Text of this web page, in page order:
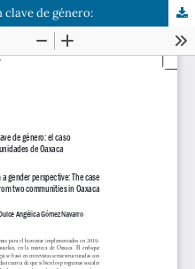
clave de género: